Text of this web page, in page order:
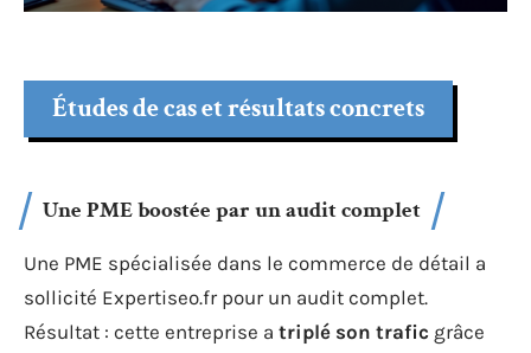
Études de cas et résultats concrets
Une PME boostée par un audit complet
Une PME spécialisée dans le commerce de détail a
sollicité Expertiseo.fr pour un audit complet.
Résultat : cette entreprise a triplé son trafic grâce